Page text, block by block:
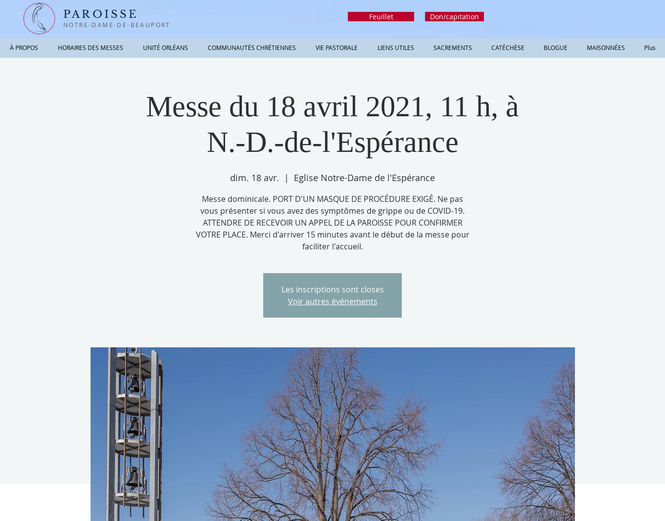
PAROISSE
NOTRE-DAME-DE-BEAUPORT
Feuillet Don/capitation
À PROPOS HORAIRES DES MESSES UNITÉ ORLÉANS COMMUNAUTÉS CHRÉTIENNES VIE PASTORALE LIENS UTILES SACREMENTS CATÉCHÈSE BLOGUE MAISONNÉES Plus
Messe du 18 avril 2021, 11 h, à
N.-D.-de-l'Espérance
dim. 18 avr.
  |
Eglise Notre-Dame de l'Espérance
Messe dominicale. PORT D'UN MASQUE DE PROCÉDURE EXIGÉ. Ne pas
vous présenter si vous avez des symptômes de grippe ou de COVID-19.
ATTENDRE DE RECEVOIR UN APPEL DE LA PAROISSE POUR CONFIRMER
VOTRE PLACE. Merci d'arriver 15 minutes avant le début de la messe pour
faciliter l'accueil.
Les inscriptions sont closes
Voir autres événements